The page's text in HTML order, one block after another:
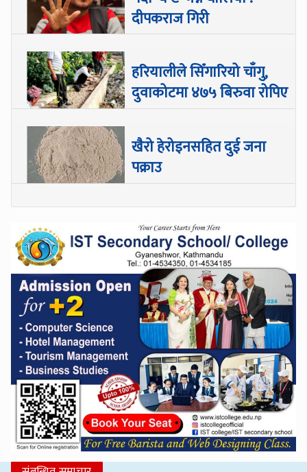
दीपकराज गिरी
हरियालीले सिँगारियो चाँगु,
दुवाकोटमा ४७५ बिरुवा रोपिए
खैरो हेरोइनसहित दुई जना
पक्राउ